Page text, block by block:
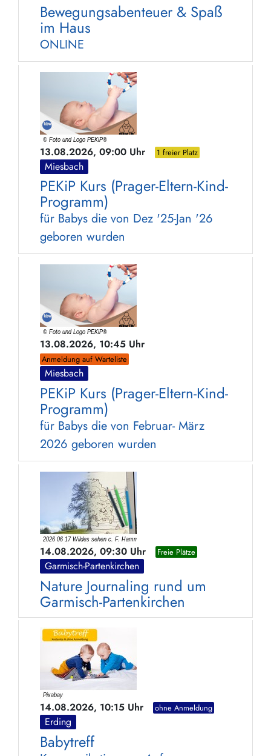
Bewegungsabenteuer & Spaß
im Haus
ONLINE
13.08.2026, 09:00 Uhr 1 freier Platz
Miesbach
PEKiP Kurs (Prager-Eltern-Kind-
Programm)
für Babys die von Dez '25-Jan '26
geboren wurden
13.08.2026, 10:45 Uhr
Anmeldung auf Warteliste
Miesbach
PEKiP Kurs (Prager-Eltern-Kind-
Programm)
für Babys die von Februar- März
2026 geboren wurden
14.08.2026, 09:30 Uhr Freie Plätze
Garmisch-Partenkirchen
Nature Journaling rund um
Garmisch-Partenkirchen
14.08.2026, 10:15 Uhr ohne Anmeldung
Erding
Babytreff